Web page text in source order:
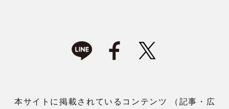
本サイトに掲載されているコンテンツ （記事・広